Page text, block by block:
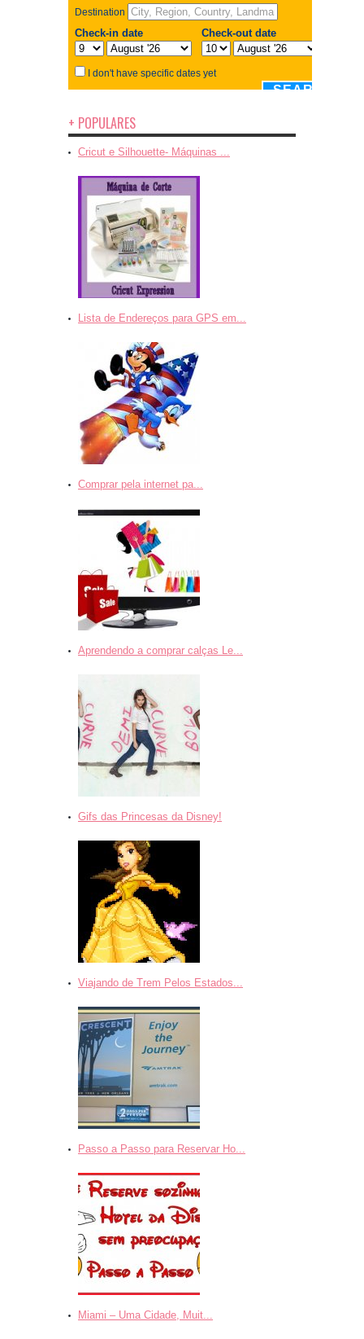
+ POPULARES
Cricut e Silhouette- Máquinas ...
Lista de Endereços para GPS em...
Comprar pela internet pa...
Aprendendo a comprar calças Le...
Gifs das Princesas da Disney!
Viajando de Trem Pelos Estados...
Passo a Passo para Reservar Ho...
Miami – Uma Cidade, Muit...